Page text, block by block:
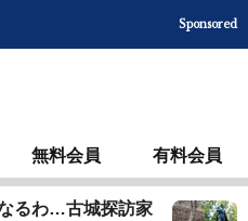
Sponsored
無料会員 有料会員
るわ…古城探訪家